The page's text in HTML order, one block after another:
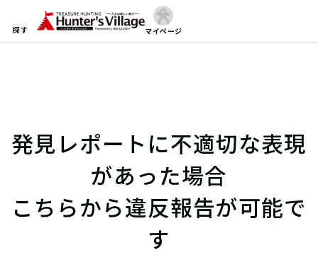
探す マイページ
発見レポートに不適切な表現
があった場合
こちらから違反報告が可能で
す